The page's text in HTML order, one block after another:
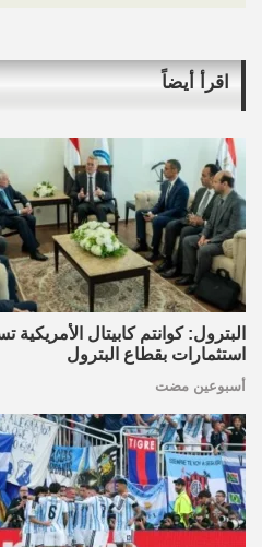
اقرأ أيضاً
البترول: كوانتم كابيتال
استثمارات بقطاع البترول
أسبوعين مضت